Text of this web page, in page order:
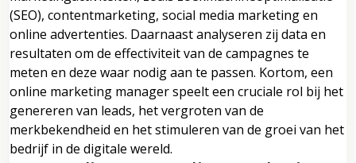
(SEO), contentmarketing, social media marketing en
online advertenties. Daarnaast analyseren zij data en
resultaten om de effectiviteit van de campagnes te
meten en deze waar nodig aan te passen. Kortom, een
online marketing manager speelt een cruciale rol bij het
genereren van leads, het vergroten van de
merkbekendheid en het stimuleren van de groei van het
bedrijf in de digitale wereld.